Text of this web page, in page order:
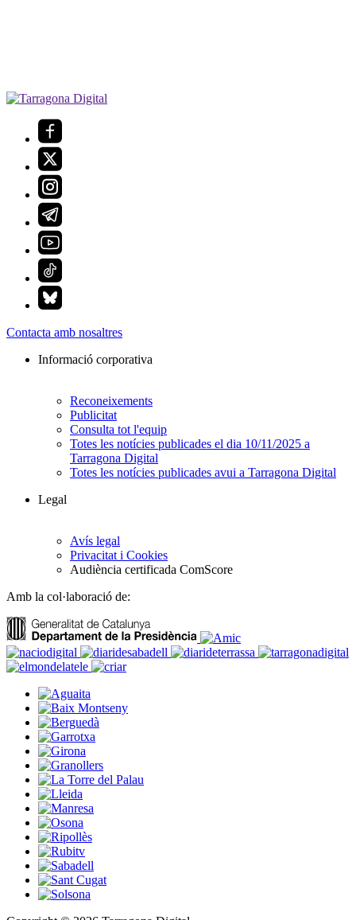
Contacta amb nosaltres
Informació corporativa
Reconeixements
Publicitat
Consulta tot l'equip
Totes les notícies publicades el dia 10/11/2025 a
Tarragona Digital
Totes les notícies publicades avui a Tarragona Digital
Legal
Avís legal
Privacitat i Cookies
Audiència certificada ComScore
Amb la col·laboració de: